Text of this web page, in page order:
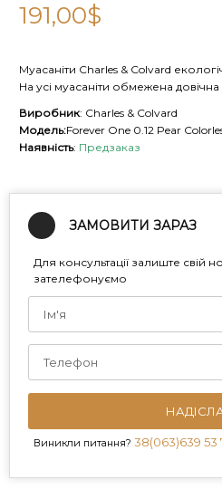
191,00$
Муасаніти Charles & Colvard
На усі муасаніти обмежена довічна
Виробник: Charles & Colvard
Модель:Forever One 0.12 Pear
Наявність: Предзаказ
ЗАМОВИТИ ЗАРАЗ
Для консультації залиште свій
зателефонуємо
Виникли питання? 38(063)639 53